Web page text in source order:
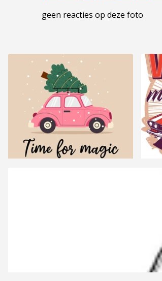
geen reacties op deze foto